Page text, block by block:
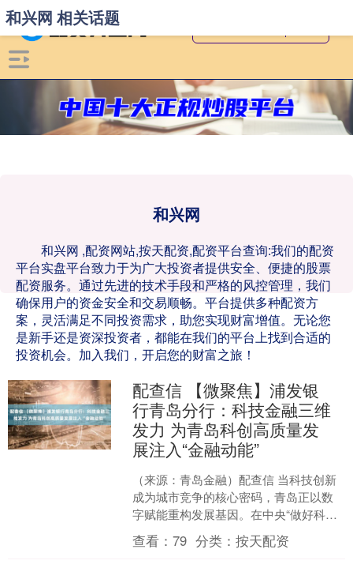
和兴网
和兴网 ,配资网站,按天配资,配资平台查询:我们的配资
平台实盘平台致力于为广大投资者提供安全、便捷的股票
配资服务。通过先进的技术手段和严格的风控管理，我们
确保用户的资金安全和交易顺畅。平台提供多种配资方
案，灵活满足不同投资需求，助您实现财富增值。无论您
是新手还是资深投资者，都能在我们的平台上找到合适的
投资机会。加入我们，开启您的财富之旅！
和兴网 相关话题
配查信 【微聚焦】浦发银
行青岛分行：科技金融三维
发力 为青岛科创高质量发
展注入“金融动能”
（来源：青岛金融）配查信 当科技创新
成为城市竞争的核心密码，青岛正以数
字赋能重构发展基因。在中央“做好科技
金融大文章”的战略号召下，这座海洋名
城将科技创新置顶城....
查看：79 分类：按天配资